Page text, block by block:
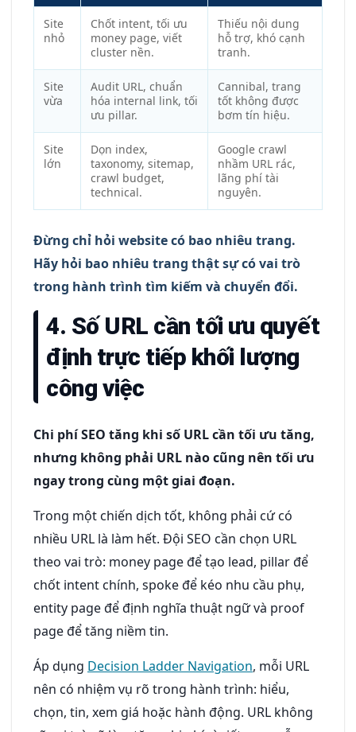
Site
nhỏ
Chốt intent, tối ưu
money page, viết
cluster nền.
Thiếu nội dung
hỗ trợ, khó cạnh
tranh.
Site
vừa
Audit URL, chuẩn
hóa internal link, tối
ưu pillar.
Cannibal, trang
tốt không được
bơm tín hiệu.
Site
lớn
Dọn index,
taxonomy, sitemap,
crawl budget,
technical.
Google crawl
nhầm URL rác,
lãng phí tài
nguyên.
Đừng chỉ hỏi website có bao nhiêu trang.
Hãy hỏi bao nhiêu trang thật sự có vai trò
trong hành trình tìm kiếm và chuyển đổi.
4. Số URL cần tối ưu quyết
định trực tiếp khối lượng
công việc
Chi phí SEO tăng khi số URL cần tối ưu tăng,
nhưng không phải URL nào cũng nên tối ưu
ngay trong cùng một giai đoạn.
Trong một chiến dịch tốt, không phải cứ có
nhiều URL là làm hết. Đội SEO cần chọn URL
theo vai trò: money page để tạo lead, pillar để
chốt intent chính, spoke để kéo nhu cầu phụ,
entity page để định nghĩa thuật ngữ và proof
page để tăng niềm tin.
Áp dụng Decision Ladder Navigation, mỗi URL
nên có nhiệm vụ rõ trong hành trình: hiểu,
chọn, tin, xem giá hoặc hành động. URL không